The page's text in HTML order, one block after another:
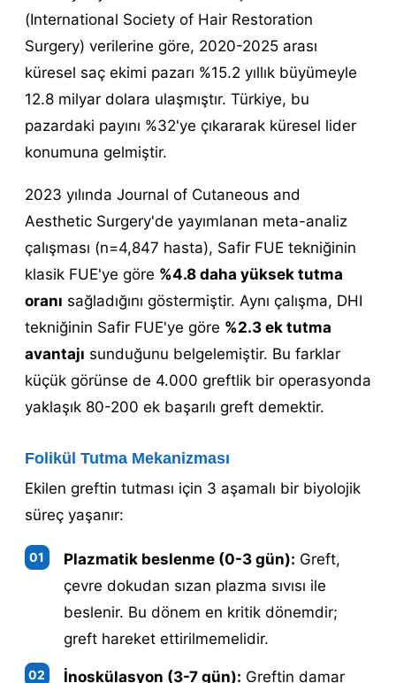
(International Society of Hair Restoration
Surgery) verilerine göre, 2020-2025 arası
küresel saç ekimi pazarı %15.2 yıllık büyümeyle
12.8 milyar dolara ulaşmıştır. Türkiye, bu
pazardaki payını %32'ye çıkararak küresel lider
konumuna gelmiştir.
2023 yılında Journal of Cutaneous and
Aesthetic Surgery'de yayımlanan meta-analiz
çalışması (n=4,847 hasta), Safir FUE tekniğinin
klasik FUE'ye göre %4.8 daha yüksek tutma
oranı sağladığını göstermiştir. Aynı çalışma, DHI
tekniğinin Safir FUE'ye göre %2.3 ek tutma
avantajı sunduğunu belgelemiştir. Bu farklar
küçük görünse de 4.000 greftlik bir operasyonda
yaklaşık 80-200 ek başarılı greft demektir.
Folikül Tutma Mekanizması
Ekilen greftin tutması için 3 aşamalı bir biyolojik
süreç yaşanır:
Plazmatik beslenme (0-3 gün): Greft,
çevre dokudan sızan plazma sıvısı ile
beslenir. Bu dönem en kritik dönemdir;
greft hareket ettirilmemelidir.
İnoskülasyon (3-7 gün): Greftin damar